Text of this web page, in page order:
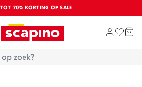
TOT 70% KORTING OP SALE
SALE: LAATSTE KANS!
SHOP NIEUW
Home